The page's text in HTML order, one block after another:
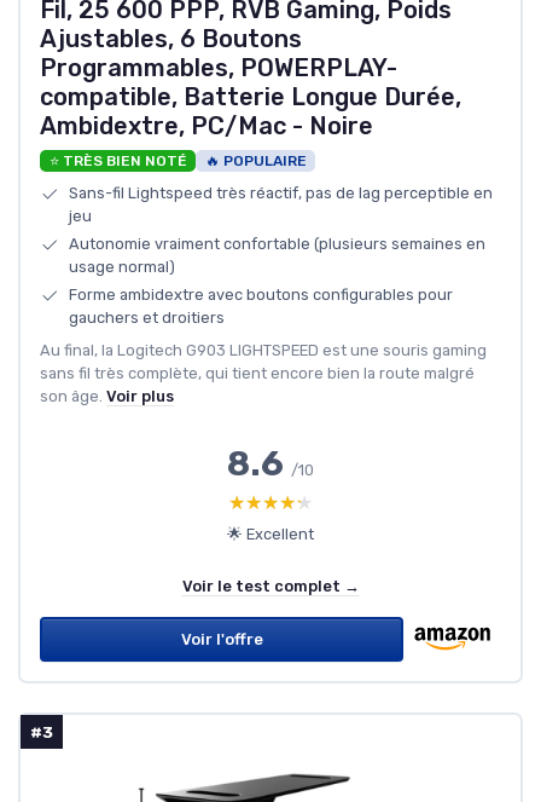
Fil, 25 600 PPP, RVB Gaming, Poids
Ajustables, 6 Boutons
Programmables, POWERPLAY-
compatible, Batterie Longue Durée,
Ambidextre, PC/Mac - Noire
⭐ TRÈS BIEN NOTÉ 🔥 POPULAIRE
Sans-fil Lightspeed très réactif, pas de lag perceptible en
jeu
Autonomie vraiment confortable (plusieurs semaines en
usage normal)
Forme ambidextre avec boutons configurables pour
gauchers et droitiers
Au final, la Logitech G903 LIGHTSPEED est une souris gaming
sans fil très complète, qui tient encore bien la route malgré
son âge. Voir plus
8.6 /10
★★★★★
★★★★★
🌟 Excellent
Voir le test complet →
Voir l'offre
#3